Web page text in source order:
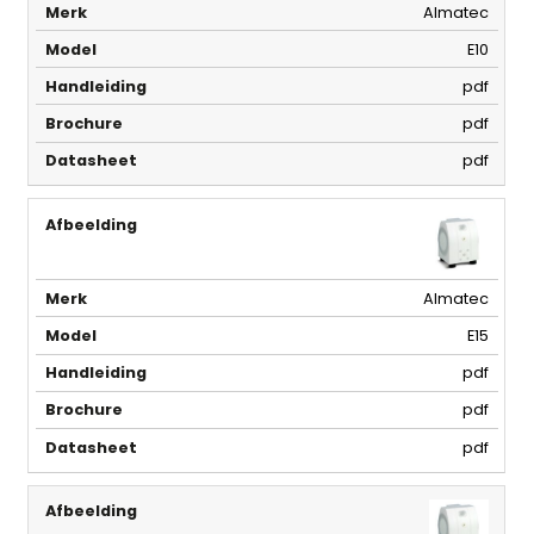
Almatec
E10
pdf
pdf
pdf
Almatec
E15
pdf
pdf
pdf